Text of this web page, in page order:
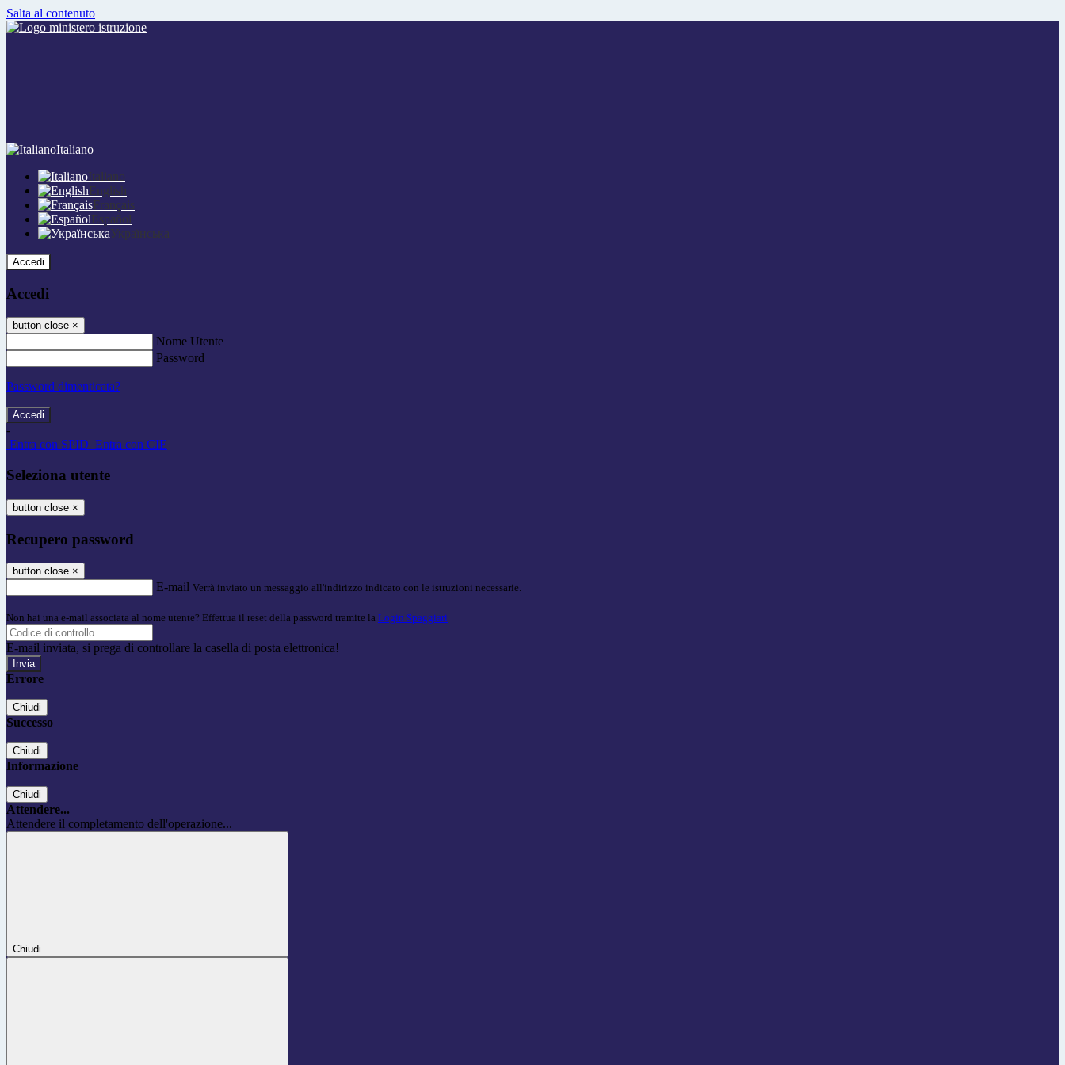
Salta al contenuto
Italiano
Italiano
English
Français
Español
Українська
Accedi
Accedi
button close ×
Nome Utente
Password
Password dimenticata?
-
Entra con SPID Entra con CIE
Seleziona utente
button close ×
Recupero password
button close ×
E-mail Verrà inviato un messaggio all'indirizzo indicato con le istruzioni necessarie.
Non hai una e-mail associata al nome utente? Effettua il reset della password tramite la Login Spaggiari
E-mail inviata, si prega di controllare la casella di posta elettronica!
Errore
Chiudi
Successo
Chiudi
Informazione
Chiudi
Attendere...
Attendere il completamento dell'operazione...
Chiudi